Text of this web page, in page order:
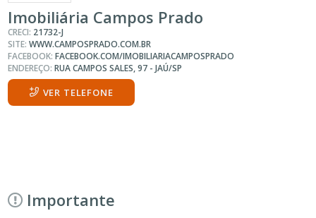
Imobiliária Campos Prado
CRECI: 21732-J
SITE:WWW.CAMPOSPRADO.COM.BR
FACEBOOK:FACEBOOK.COM/IMOBILIARIACAMPOSPRADO
ENDEREÇO:RUA CAMPOS SALES, 97 - JAÚ/SP
VER TELEFONE
Importante